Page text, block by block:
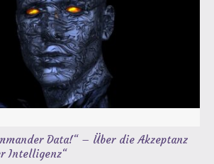
Data!“ – Über die Akzeptanz
Intelligenz“